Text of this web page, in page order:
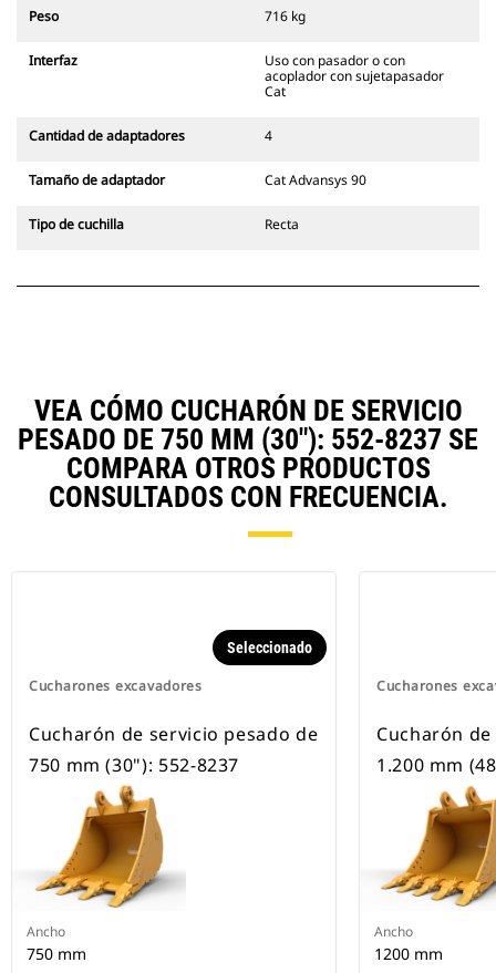
operador.
Cat son compatibles con las
Excavadoras de Cadenas 311-352 y
ruedas. También hay acopladores
disponibles.
sistema acoplador especializado
especializados CW cuentan con un
CW disponibles para todas las
excavadoras de ruedas y cadenas.
Peso 716 kg
Interfaz
Uso con pasador o con
acoplador con sujetapasador
Cat
Cantidad de adaptadores 4
Tamaño de adaptador Cat Advansys 90
Tipo de cuchilla Recta
VEA CÓMO CUCHARÓN DE SERVICIO
PESADO DE 750 MM (30"): 552-8237 SE
COMPARA OTROS PRODUCTOS
CONSULTADOS CON FRECUENCIA.
Cucharones excavadores
Seleccionado
Cucharón de servicio pesado de
750 mm (30"): 552-8237
Ancho
750 mm
Cucharones
Cucharón
1.200 mm
Ancho
1200 mm